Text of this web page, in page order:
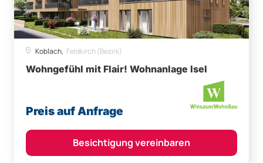
Koblach, Feldkirch (Bezirk)
Wohngefühl mit Flair! Wohnanlage Isel
Preis auf Anfrage
Besichtigung vereinbaren